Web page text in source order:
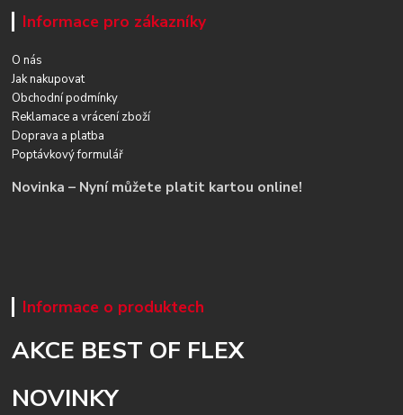
Informace pro zákazníky
O nás
Jak nakupovat
Obchodní podmínky
Reklamace a vrácení zboží
Doprava a platba
Poptávkový formulář
Novinka – Nyní můžete platit kartou online!
Informace o produktech
AKCE BEST OF FLEX
NOVINKY